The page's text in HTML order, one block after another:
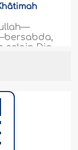
selain Dia,
kalian
jarak
oleh
kurang